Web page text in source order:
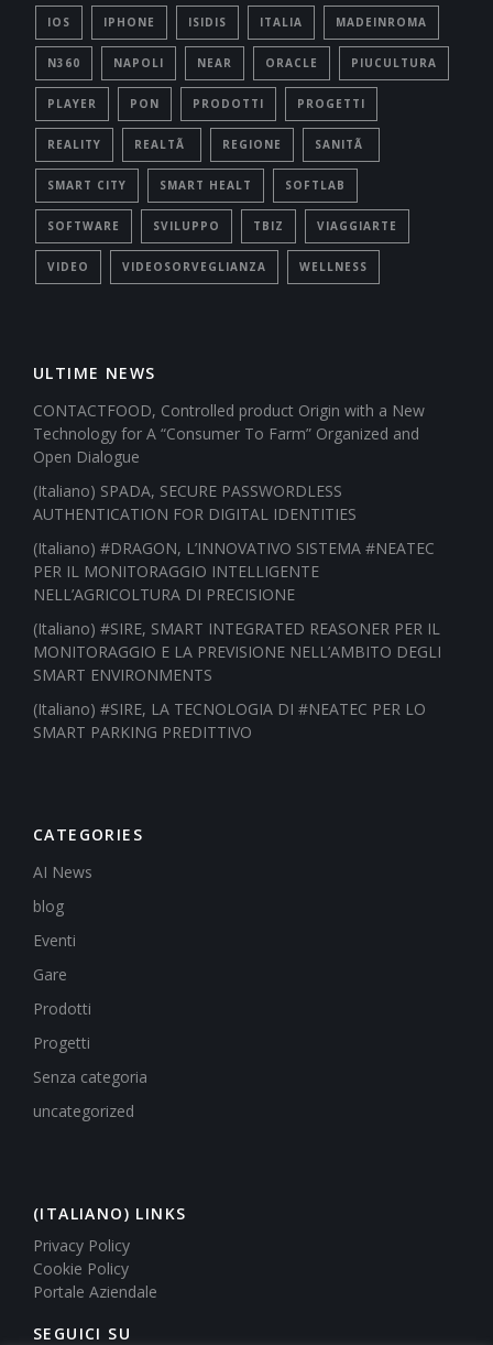
IOS IPHONE ISIDIS ITALIA MADEINROMA
N360 NAPOLI NEAR ORACLE PIUCULTURA
PLAYER PON PRODOTTI PROGETTI
REALITY REALTÃ REGIONE SANITÃ
SMART CITY SMART HEALT SOFTLAB
SOFTWARE SVILUPPO TBIZ VIAGGIARTE
VIDEO VIDEOSORVEGLIANZA WELLNESS
ULTIME NEWS
CONTACTFOOD, Controlled product Origin with a New
Technology for A “Consumer To Farm” Organized and
Open Dialogue
(Italiano) SPADA, SECURE PASSWORDLESS
AUTHENTICATION FOR DIGITAL IDENTITIES
(Italiano) #DRAGON, L’INNOVATIVO SISTEMA #NEATEC
PER IL MONITORAGGIO INTELLIGENTE
NELL’AGRICOLTURA DI PRECISIONE
(Italiano) #SIRE, SMART INTEGRATED REASONER PER IL
MONITORAGGIO E LA PREVISIONE NELL’AMBITO DEGLI
SMART ENVIRONMENTS
(Italiano) #SIRE, LA TECNOLOGIA DI #NEATEC PER LO
SMART PARKING PREDITTIVO
CATEGORIES
AI News
blog
Eventi
Gare
Prodotti
Progetti
Senza categoria
uncategorized
(ITALIANO) LINKS
Privacy Policy
Cookie Policy
Portale Aziendale
SEGUICI SU